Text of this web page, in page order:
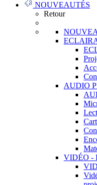
NOUVEAUTÉS
Retour
AUDIO
VIDÉO -